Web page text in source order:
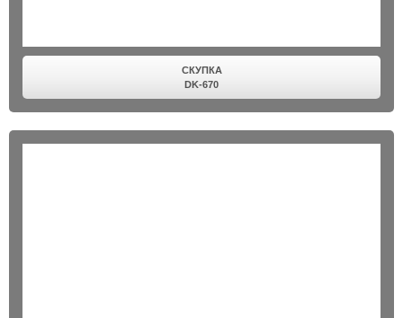
СКУПКА
DK-670